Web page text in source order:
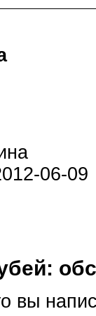
06-09
вы